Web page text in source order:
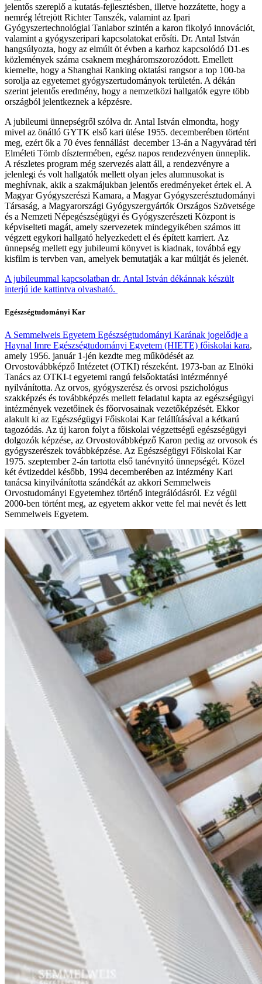
jelentős szereplő a kutatás-fejlesztésben, illetve hozzátette, hogy a
nemrég létrejött Richter Tanszék, valamint az Ipari
Gyógyszertechnológiai Tanlabor szintén a karon fikolyó innovációt,
valamint a gyógyszeripari kapcsolatokat erősíti. Dr. Antal István
hangsúlyozta, hogy az elmúlt öt évben a karhoz kapcsolódó D1-es
közlemények száma csaknem megháromszorozódott. Emellett
kiemelte, hogy a Shanghai Ranking oktatási rangsor a top 100-ba
sorolja az egyetemet gyógyszertudományok területén. A dékán
szerint jelentős eredmény, hogy a nemzetközi hallgatók egyre több
országból jelentkeznek a képzésre.
A jubileumi ünnepségről szólva dr. Antal István elmondta, hogy
mivel az önálló GYTK első kari ülése 1955. decemberében történt
meg, ezért ők a 70 éves fennállást december 13-án a Nagyvárad téri
Elméleti Tömb dísztermében, egész napos rendezvényen ünneplik.
A részletes program még szervezés alatt áll, a rendezvényre a
jelenlegi és volt hallgatók mellett olyan jeles alumnusokat is
meghívnak, akik a szakmájukban jelentős eredményeket értek el. A
Magyar Gyógyszerészi Kamara, a Magyar Gyógyszerésztudományi
Társaság, a Magyarországi Gyógyszergyártók Országos Szövetsége
és a Nemzeti Népegészségügyi és Gyógyszerészeti Központ is
képviselteti magát, amely szervezetek mindegyikében számos itt
végzett egykori hallgató helyezkedett el és épített karriert. Az
ünnepség mellett egy jubileumi könyvet is kiadnak, továbbá egy
kisfilm is tervben van, amelyek bemutatják a kar múltját és jelenét.
A jubileummal kapcsolatban dr. Antal István dékánnak készült
interjú ide kattintva olvasható.
Egészségtudományi Kar
A Semmelweis Egyetem Egészségtudományi Karának jogelődje a
Haynal Imre Egészségtudományi Egyetem (HIETE) főiskolai kara,
amely 1956. január 1-jén kezdte meg működését az
Orvostovábbképző Intézetet (OTKI) részeként. 1973-ban az Elnöki
Tanács az OTKI-t egyetemi rangú felsőoktatási intézménnyé
nyilvánította. Az orvos, gyógyszerész és orvosi pszichológus
szakképzés és továbbképzés mellett feladatul kapta az egészségügyi
intézmények vezetőinek és főorvosainak vezetőképzését. Ekkor
alakult ki az Egészségügyi Főiskolai Kar felállításával a kétkarú
tagozódás. Az új karon folyt a főiskolai végzettségű egészségügyi
dolgozók képzése, az Orvostovábbképző Karon pedig az orvosok és
gyógyszerészek továbbképzése. Az Egészségügyi Főiskolai Kar
1975. szeptember 2-án tartotta első tanévnyitó ünnepségét. Közel
két évtizeddel később, 1994 decemberében az intézmény Kari
tanácsa kinyilvánította szándékát az akkori Semmelweis
Orvostudományi Egyetemhez történő integrálódásról. Ez végül
2000-ben történt meg, az egyetem akkor vette fel mai nevét és lett
Semmelweis Egyetem.